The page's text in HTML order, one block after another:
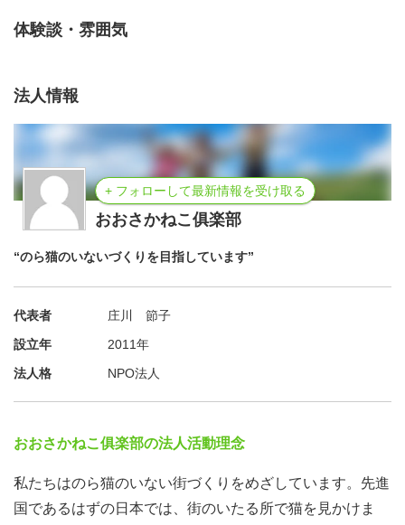
体験談・雰囲気
法人情報
+ フォローして最新情報を受け取る
おおさかねこ俱楽部
“のら猫のいないづくりを目指しています”
代表者
庄川 節子
設立年
2011年
法人格
NPO法人
おおさかねこ俱楽部の法人活動理念
私たちはのら猫のいない街づくりをめざしています。先進
国であるはずの日本では、街のいたる所で猫を見かけま